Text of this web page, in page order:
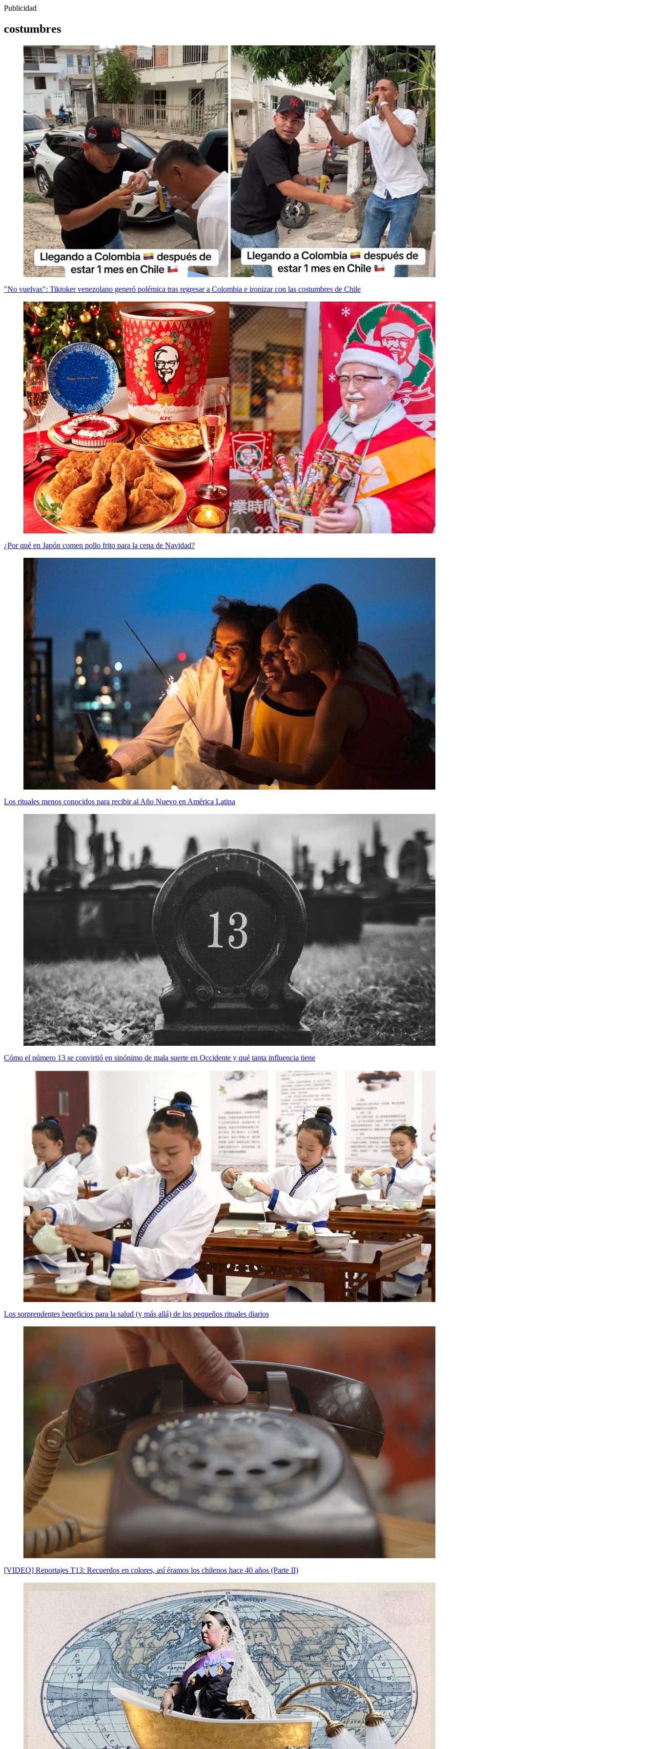
Publicidad
costumbres
"No vuelvas": Tiktoker venezolano generó polémica tras regresar a Colombia e ironizar con las costumbres de Chile
¿Por qué en Japón comen pollo frito para la cena de Navidad?
Los rituales menos conocidos para recibir al Año Nuevo en América Latina
Cómo el número 13 se convirtió en sinónimo de mala suerte en Occidente y qué tanta influencia tiene
Los sorprendentes beneficios para la salud (y más allá) de los pequeños rituales diarios
[VIDEO] Reportajes T13: Recuerdos en colores, así éramos los chilenos hace 40 años (Parte II)